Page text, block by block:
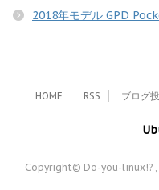
2018年モデル GPD
HOME RSS ブログ
Copyright© Do-you-linux!? ,